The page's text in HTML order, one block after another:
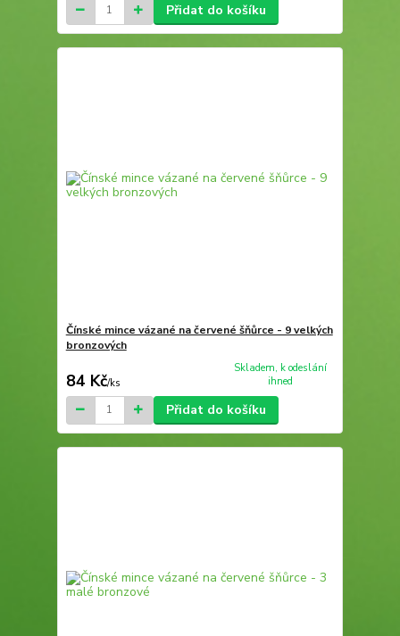
Přidat do košíku
Čínské mince vázané na červené šňůrce - 9 velkých
bronzových
84 Kč/ks
Skladem, k odeslání
ihned
Přidat do košíku